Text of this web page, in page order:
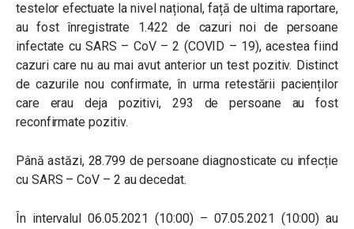
testelor efectuate la nivel național, față de ultima raportare,
au fost înregistrate 1.422 de cazuri noi de persoane
infectate cu SARS – CoV – 2 (COVID – 19), acestea fiind
cazuri care nu au mai avut anterior un test pozitiv. Distinct
de cazurile nou confirmate, în urma retestării pacienților
care erau deja pozitivi, 293 de persoane au fost
reconfirmate pozitiv.
Până astăzi, 28.799 de persoane diagnosticate cu infecție
cu SARS – CoV – 2 au decedat.
În intervalul 06.05.2021 (10:00) – 07.05.2021 (10:00) au